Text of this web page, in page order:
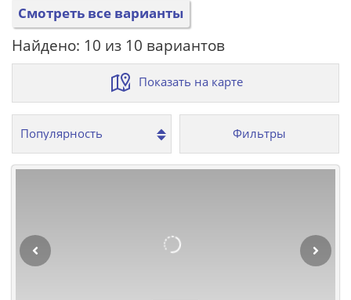
Смотреть все варианты
Найдено: 10 из 10 вариантов
Показать на карте
Фильтры